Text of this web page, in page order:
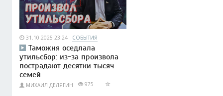
31.10.2025 23:24 СОБЫТИЯ
Таможня оседлала
утильсбор: из-за произвола
пострадают десятки тысяч
семей
МИХАИЛ ДЕЛЯГИН 975